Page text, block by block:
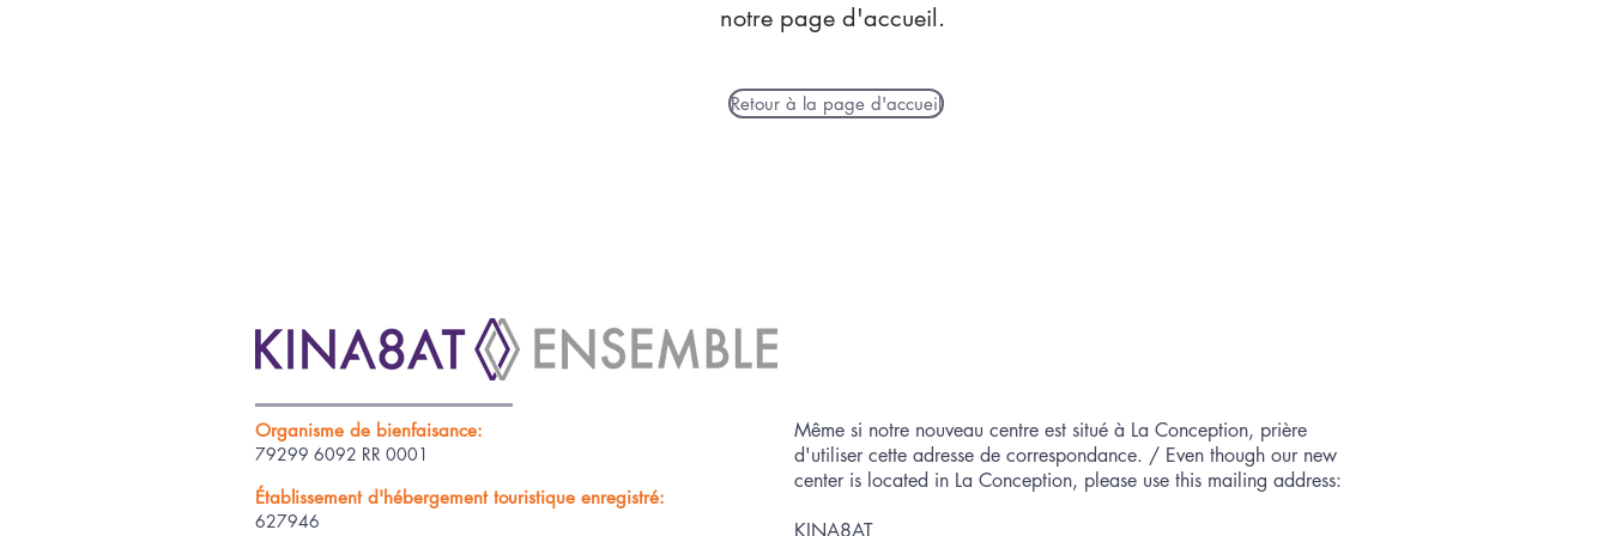
notre page d'accueil.
Retour à la page d'accueil
Organisme de bienfaisance:
79299 6092 RR 0001
Établissement d'hébergement touristique enregistré:
627946
Même si notre nouveau centre est situé à La Conception, prière
d'utiliser cette adresse de correspondance. / Even though our new
center is located in La Conception, please use this mailing address:​
KINA8AT